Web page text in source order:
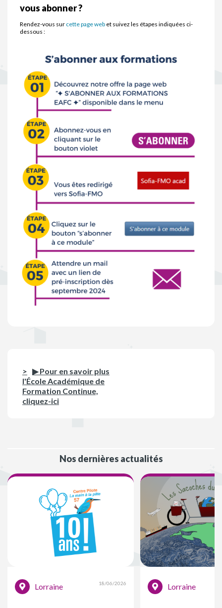
vous abonner ?
Rendez-vous sur cette page web et suivez les étapes indiquées ci-
dessous :
▶ Pour en savoir plus
l'École Académique de
Formation Continue,
cliquez-ici
Nos dernières actualités
Lorraine 18/06/2026 Lorraine